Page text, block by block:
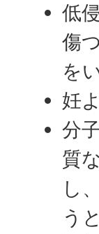
低
傷
を
妊
分
質
し
う